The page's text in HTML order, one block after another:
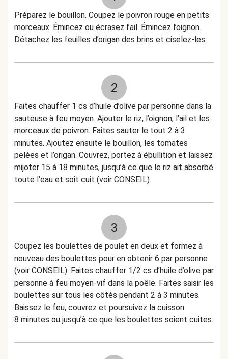
Préparez le bouillon. Coupez le poivron rouge en petits
morceaux. Émincez ou écrasez l’ail. Émincez l’oignon.
Détachez les feuilles d’origan des brins et ciselez-les.
2
Faites chauffer 1 cs d’huile d’olive par personne dans la
sauteuse à feu moyen. Ajouter le riz, l’oignon, l’ail et les
morceaux de poivron. Faites sauter le tout 2 à 3
minutes. Ajoutez ensuite le bouillon, les tomates
pelées et l’origan. Couvrez, portez à ébullition et laissez
mijoter 15 à 18 minutes, jusqu’à ce que le riz ait absorbé
toute l’eau et soit cuit (voir CONSEIL).
3
Coupez les boulettes de poulet en deux et formez à
nouveau des boulettes pour en obtenir 6 par personne
(voir CONSEIL). Faites chauffer 1/2 cs d’huile d’olive par
personne à feu moyen-vif dans la poêle. Faites saisir les
boulettes sur tous les côtés pendant 2 à 3 minutes.
Baissez le feu, couvrez et poursuivez la cuisson
8 minutes ou jusqu’à ce que les boulettes soient cuites.